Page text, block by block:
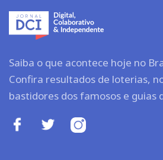
Saiba o que acontece hoje no
Confira resultados de loterias,
bastidores dos famosos e guias